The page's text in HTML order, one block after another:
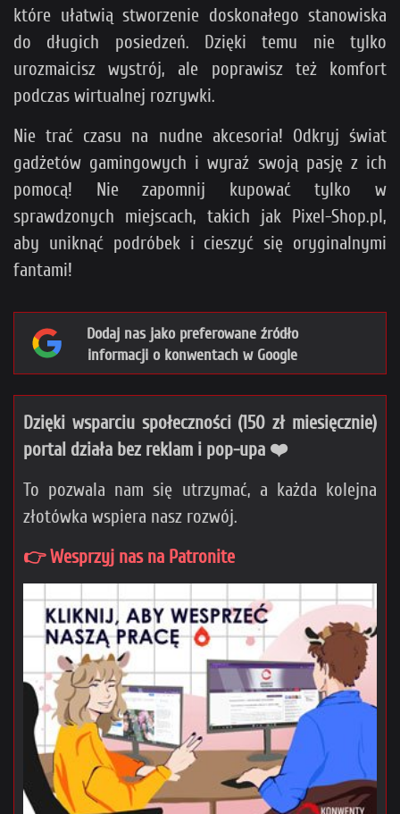
które ułatwią stworzenie doskonałego stanowiska
do długich posiedzeń. Dzięki temu nie tylko
urozmaicisz wystrój, ale poprawisz też komfort
podczas wirtualnej rozrywki.
Nie trać czasu na nudne akcesoria! Odkryj świat
gadżetów gamingowych i wyraź swoją pasję z ich
pomocą! Nie zapomnij kupować tylko w
sprawdzonych miejscach, takich jak Pixel-Shop.pl,
aby uniknąć podróbek i cieszyć się oryginalnymi
fantami!
Dodaj nas jako preferowane źródło
informacji o konwentach w Google
Dzięki wsparciu społeczności (150 zł miesięcznie)
portal działa bez reklam i pop-upa ❤️
To pozwala nam się utrzymać, a każda kolejna
złotówka wspiera nasz rozwój.
👉 Wesprzyj nas na Patronite